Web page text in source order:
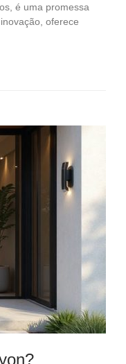
é uma promessa
oferece